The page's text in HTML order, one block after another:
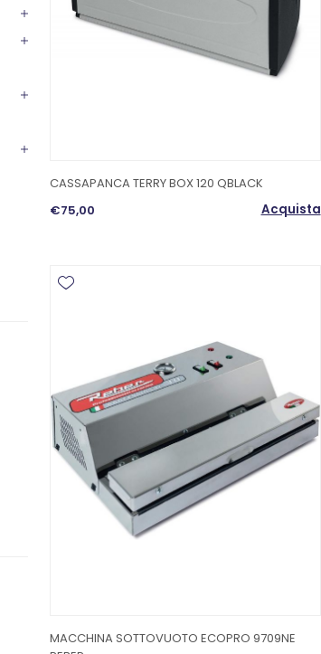
CASSAPANCA TERRY BOX 120 QBLACK
€75,00
Acquista
MACCHINA SOTTOVUOTO ECOPRO 9709NE